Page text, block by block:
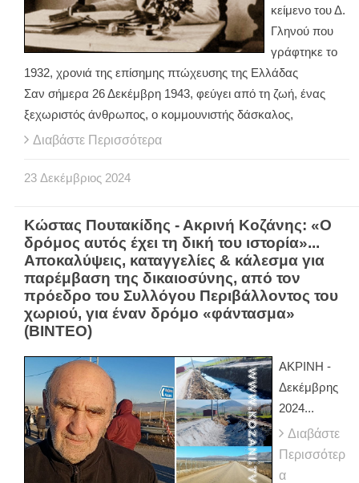
κείμενο του Δ.
Γληνού που
γράφτηκε το
1932, χρονιά της επίσημης πτώχευσης της Ελλάδας
Σαν σήμερα 26 Δεκέμβρη 1943, φεύγει από τη ζωή, ένας
ξεχωριστός άνθρωπος, ο κομμουνιστής δάσκαλος,
Διαβάστε Περισσότερα
23 Δεκέμβριος 2024
Κώστας Πουτακίδης - Ακρινή Κοζάνης: «Ο
δρόμος αυτός έχει τη δική του ιστορία»...
Αποκαλύψεις, καταγγελίες & κάλεσμα για
παρέμβαση της δικαιοσύνης, από τον
πρόεδρο του Συλλόγου Περιβάλλοντος του
χωριού, για έναν δρόμο «φάντασμα»
(ΒΙΝΤΕΟ)
ΑΚΡΙΝΗ -
Δεκέμβρης
2024...
Διαβάστε
Περισσότερ
α